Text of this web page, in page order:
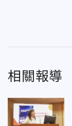
相關報導